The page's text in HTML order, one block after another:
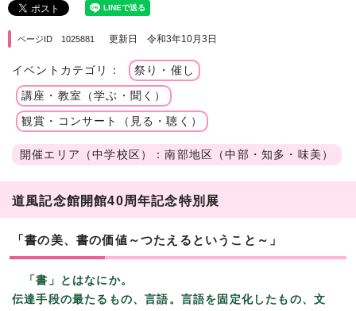
ページID 1025881 更新日 令和3年10月3日
イベントカテゴリ： 祭り・催し
講座・教室（学ぶ・聞く）
観賞・コンサート（見る・聴く）
開催エリア（中学校区）：南部地区（中部・知多・味美）
道風記念館開館40周年記念特別展
「書の美、書の価値～つたえるということ～」
「書」とはなにか。
伝達手段の最たるもの、言語。言語を固定化したもの、文